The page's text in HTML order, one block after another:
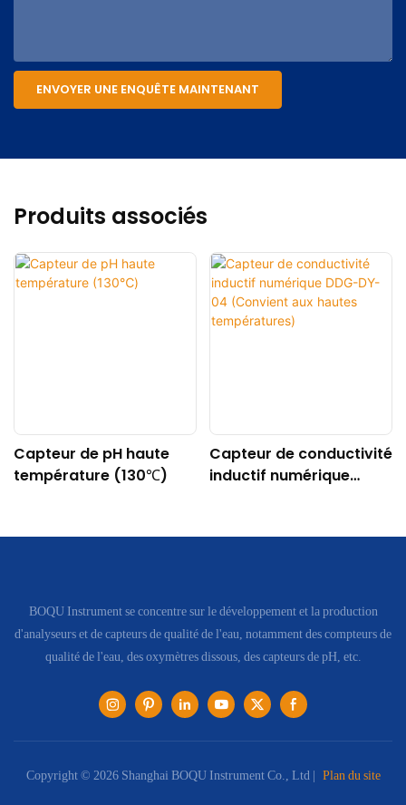
ENVOYER UNE ENQUÊTE MAINTENANT
Produits associés
Capteur de pH haute
température (130℃)
Capteur de conductivité
inductif numérique
températures)
BOQU Instrument se concentre sur le développement et la production
d'analyseurs et de capteurs de qualité de l'eau, notamment des compteurs de
qualité de l'eau, des oxymètres dissous, des capteurs de pH, etc.
Copyright © 2026 Shanghai BOQU Instrument Co., Ltd | Plan du site